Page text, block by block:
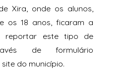
Xira, onde os alunos,
os 18 anos, ficaram a
reportar este tipo de
de formulário
do município.